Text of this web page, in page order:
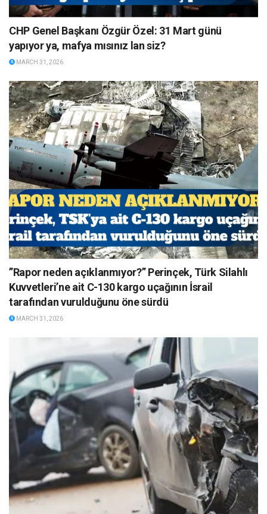
CHP Genel Başkanı Özgür Özel: 31 Mart günü
yapıyor ya, mafya mısınız lan siz?
MARCH 31, 2026
”Rapor neden açıklanmıyor?” Perinçek, Türk Silahlı
Kuvvetleri’ne ait C-130 kargo uçağının İsrail
tarafından vurulduğunu öne sürdü
MARCH 31, 2026